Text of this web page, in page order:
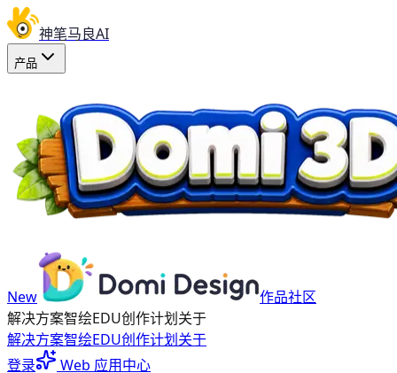
神笔马良AI
产品
New
作品社区
解决方案智绘EDU创作计划关于
解决方案智绘EDU创作计划关于
登录
Web 应用中心